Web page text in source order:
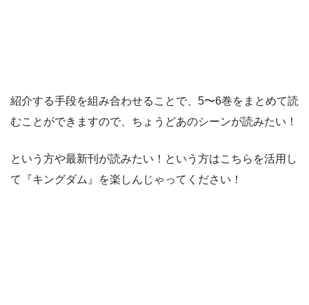
紹介する手段を組み合わせることで、5〜6巻をまとめて読
むことができますので、ちょうどあのシーンが読みたい！
という方や最新刊が読みたい！という方はこちらを活用し
て『キングダム』を楽しんじゃってください！